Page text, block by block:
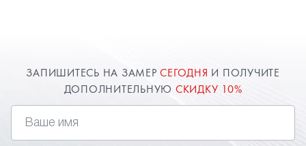
освещение. Заказать и установить натяжные
потолки в спальню вы можете через сайт.
ЗАПИШИТЕСЬ НА ЗАМЕРСЕГОДНЯ И ПОЛУЧИТЕ
ДОПОЛНИТЕЛЬНУЮ СКИДКУ 10%